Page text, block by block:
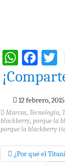
12 febrero, 2015
Marcas, Tecnología,
blackberry, porque la
porque la blackberry
¿Por qué el